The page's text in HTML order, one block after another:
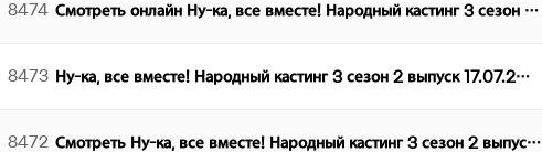
8474 Смотреть онлайн Ну-ка, все вместе! Народный кастинг 3 сезон …
8473 Ну-ка, все вместе! Народный кастинг 3 сезон 2 выпуск 17.07.2…
8472 Смотреть Ну-ка, все вместе! Народный кастинг 3 сезон 2 выпус…